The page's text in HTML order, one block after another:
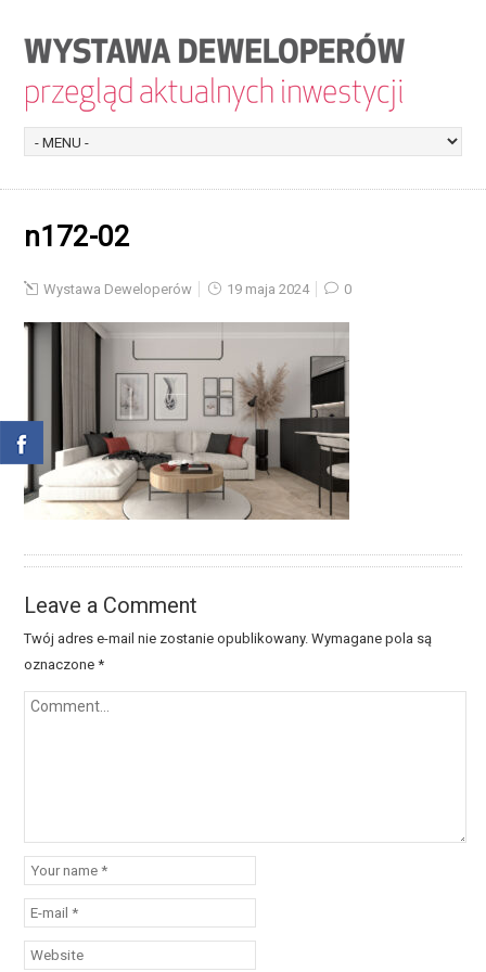
n172-02
Wystawa Deweloperów 19 maja 2024 0
Leave a Comment
Twój adres e-mail nie zostanie opublikowany. Wymagane pola są
oznaczone*